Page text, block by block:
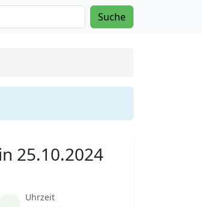
Suche
25.10.2024
Uhrzeit